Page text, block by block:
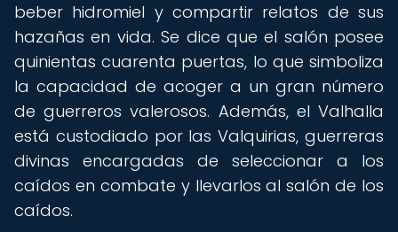
beber hidromiel y compartir relatos de sus
hazañas en vida. Se dice que el salón posee
quinientas cuarenta puertas, lo que simboliza
la capacidad de acoger a un gran número
de guerreros valerosos. Además, el Valhalla
está custodiado por las Valquirias, guerreras
divinas encargadas de seleccionar a los
caídos en combate y llevarlos al salón de los
caídos.